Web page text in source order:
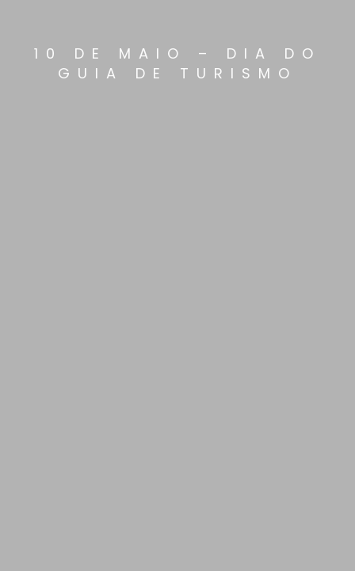
10 DE MAIO – DIA DO
GUIA DE TURISMO